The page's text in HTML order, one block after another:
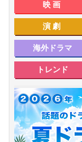
映画
演劇
海外ドラマ
トレンド